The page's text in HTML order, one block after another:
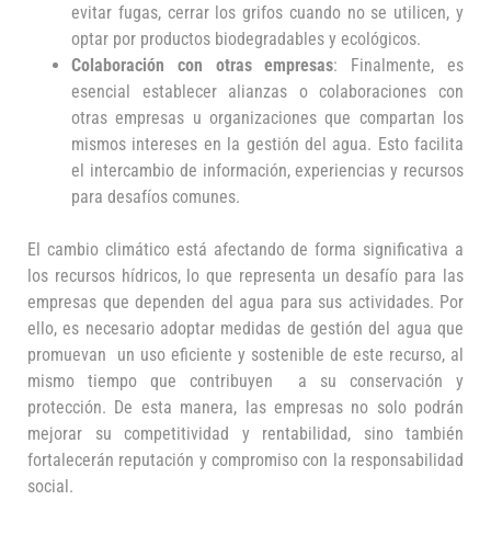
evitar fugas, cerrar los grifos cuando no se utilicen, y
optar por productos biodegradables y ecológicos.
Colaboración con otras empresas: Finalmente, es
esencial establecer alianzas o colaboraciones con
otras empresas u organizaciones que compartan los
mismos intereses en la gestión del agua. Esto facilita
el intercambio de información, experiencias y recursos
para desafíos comunes.
El cambio climático está afectando de forma significativa a
los recursos hídricos, lo que representa un desafío para las
empresas que dependen del agua para sus actividades. Por
ello, es necesario adoptar medidas de gestión del agua que
promuevan un uso eficiente y sostenible de este recurso, al
mismo tiempo que contribuyen a su conservación y
protección. De esta manera, las empresas no solo podrán
mejorar su competitividad y rentabilidad, sino también
fortalecerán reputación y compromiso con la responsabilidad
social.